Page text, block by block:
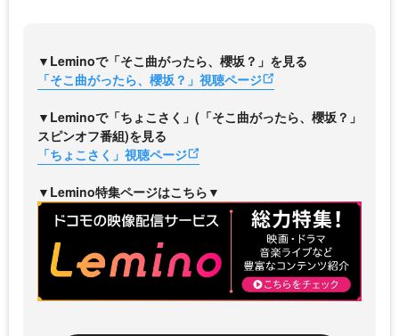
▼Leminoで「そこ曲がったら、櫻坂？」を見る
「そこ曲がったら、櫻坂？」視聴ページ
▼Leminoで「ちょこさく」(「そこ曲がったら、櫻坂？」
スピンオフ番組)を見る
「ちょこさく」視聴ページ
▼Lemino特集ページはこちら▼